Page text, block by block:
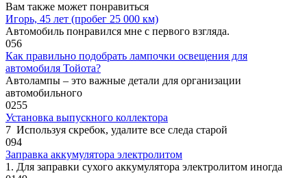
Вам также может понравиться
Игорь, 45 лет (пробег 25 000 км)
Автомобиль понравился мне с первого взгляда.
056
Как правильно подобрать лампочки освещения для
автомобиля Тойота?
Автолампы – это важные детали для организации
автомобильного
0255
Установка выпускного коллектора
7 Используя скребок, удалите все следа старой
094
Заправка аккумулятора электролитом
1. Для заправки сухого аккумулятора электролитом иногда